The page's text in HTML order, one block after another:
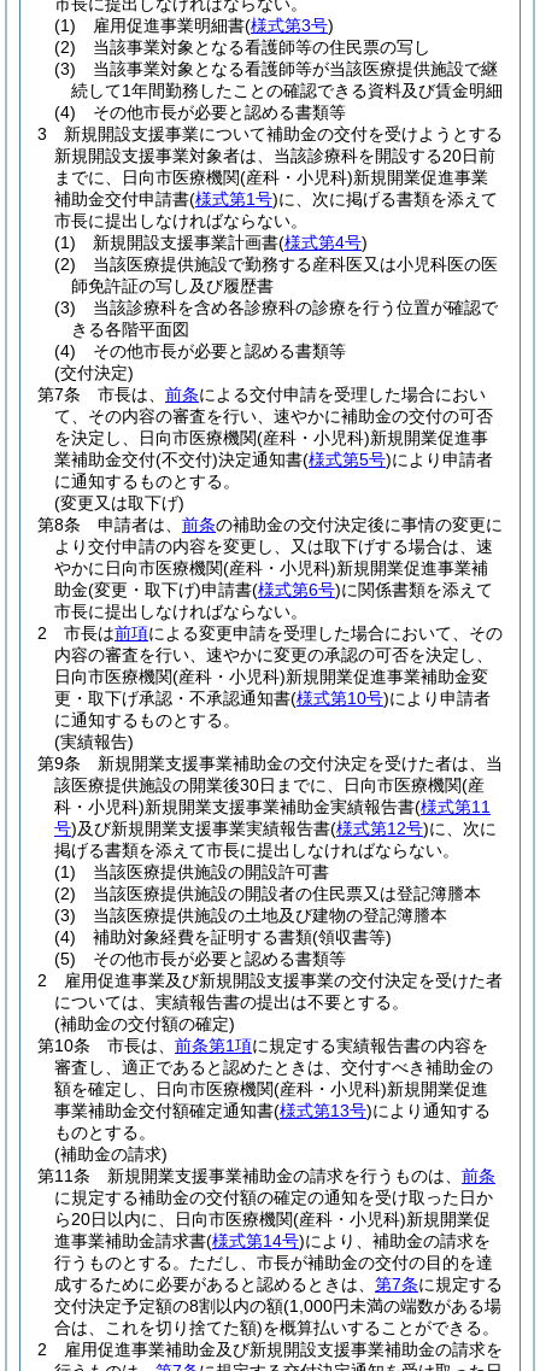
(1)
雇用促進事業明細書(様式第3号)
(2)
当該事業対象となる看護師等の住民票の写し
(3)
当該事業対象となる看護師等が当該医療提供施設で継
続して1年間勤務したことの確認できる資料及び賃金明細
(4)
その他市長が必要と認める書類等
3
新規開設支援事業について補助金の交付を受けようとする
新規開設支援事業対象者は、当該診療科を開設する20日前
までに、日向市医療機関(産科・小児科)新規開業促進事業
補助金交付申請書(様式第1号)に、次に掲げる書類を添えて
市長に提出しなければならない。
(1)
新規開設支援事業計画書(様式第4号)
(2)
当該医療提供施設で勤務する産科医又は小児科医の医
師免許証の写し及び履歴書
(3)
当該診療科を含め各診療科の診療を行う位置が確認で
きる各階平面図
(4)
その他市長が必要と認める書類等
(交付決定)
第7条
市長は、 前条による交付申請を受理した場合におい
て、その内容の審査を行い、速やかに補助金の交付の可否
を決定し、日向市医療機関(産科・小児科)新規開業促進事
業補助金交付(不交付)決定通知書(様式第5号)により申請者
に通知するものとする。
(変更又は取下げ)
第8条
申請者は、 前条の補助金の交付決定後に事情の変更に
より交付申請の内容を変更し、又は取下げする場合は、速
やかに日向市医療機関(産科・小児科)新規開業促進事業補
助金(変更・取下げ)申請書(様式第6号)に関係書類を添えて
市長に提出しなければならない。
2
市長は前項による変更申請を受理した場合において、その
内容の審査を行い、速やかに変更の承認の可否を決定し、
日向市医療機関(産科・小児科)新規開業促進事業補助金変
更・取下げ承認・不承認通知書(様式第10号)により申請者
に通知するものとする。
(実績報告)
第9条
新規開業支援事業補助金の交付決定を受けた者は、当
該医療提供施設の開業後30日までに、日向市医療機関(産
科・小児科)新規開業支援事業補助金実績報告書(様式第11
号)及び新規開業支援事業実績報告書(様式第12号)に、次に
掲げる書類を添えて市長に提出しなければならない。
(1)
当該医療提供施設の開設許可書
(2)
当該医療提供施設の開設者の住民票又は登記簿謄本
(3)
当該医療提供施設の土地及び建物の登記簿謄本
(4)
補助対象経費を証明する書類(領収書等)
(5)
その他市長が必要と認める書類等
2
雇用促進事業及び新規開設支援事業の交付決定を受けた者
については、実績報告書の提出は不要とする。
(補助金の交付額の確定)
第10条
市長は、 前条第1項に規定する実績報告書の内容を
審査し、適正であると認めたときは、交付すべき補助金の
額を確定し、日向市医療機関(産科・小児科)新規開業促進
事業補助金交付額確定通知書(様式第13号)により通知する
ものとする。
(補助金の請求)
第11条
新規開業支援事業補助金の請求を行うものは、 前条
に規定する補助金の交付額の確定の通知を受け取った日か
ら20日以内に、日向市医療機関(産科・小児科)新規開業促
進事業補助金請求書(様式第14号)により、補助金の請求を
行うものとする。 ただし、市長が補助金の交付の目的を達
成するために必要があると認めるときは、 第7条に規定する
交付決定予定額の8割以内の額(1,000円未満の端数がある場
合は、これを切り捨てた額)を概算払いすることができる。
2
雇用促進事業補助金及び新規開設支援事業補助金の請求を